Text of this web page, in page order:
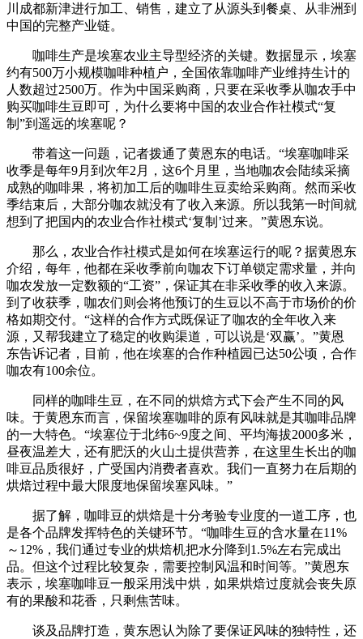
川成都新津进行加工、销售，建立了从源头到餐桌、从非洲到
中国的完整产业链。
咖啡生产是埃塞农业主导型经济的关键。数据显示，埃塞
约有500万小规模咖啡种植户，全国依靠咖啡产业维持生计的
人数超过2500万。作为中国采购商，只要在采收季从咖农手中
购买咖啡生豆即可，为什么要将中国的农业合作社模式“复
制”到遥远的埃塞呢？
带着这一问题，记者拨通了黄恩东的电话。“埃塞咖啡采
收季是每年9月到次年2月，这6个月里，当地咖农会陆续采摘
成熟的咖啡果，将初加工后的咖啡生豆卖给采购商。然而采收
季结束后，大部分咖农就没有了收入来源。所以我第一时间就
想到了把国内的农业合作社模式‘复制’过来。”黄恩东说。
那么，农业合作社模式是如何在埃塞运行的呢？据黄恩东
介绍，每年，他都在采收季前向咖农下订单锁定需求量，并向
咖农发放一定数额的“工资”，保证其在非采收季的收入来源。
到了收获季，咖农们则会将他预订的生豆以不高于市场价的价
格如期交付。“这样的合作方式既保证了咖农的全年收入来
源，又帮我建立了稳定的收购渠道，可以说是‘双赢’。”黄恩
东告诉记者，目前，他在埃塞的合作种植园已达50公顷，合作
咖农有100余位。
同样的咖啡生豆，在不同的烘焙方式下会产生不同的风
味。于黄恩东而言，保留埃塞咖啡的原有风味就是其咖啡品牌
的一大特色。“埃塞位于北纬6~9度之间、平均海拔2000多米，
昼夜温差大，还有肥沃的火山土提供营养，在这里生长出的咖
啡豆品质很好，广受国内消费者喜欢。我们一直努力在后期的
烘焙过程中最大限度地保留埃塞风味。”
据了解，咖啡豆的烘焙是十分考验专业度的一道工序，也
是各个品牌发挥特色的关键环节。“咖啡生豆的含水量在11%
～12%，我们通过专业的烘焙机把水分降到1.5%左右完成出
品。但这个过程比较复杂，需要控制风温和时间等。”黄恩东
表示，埃塞咖啡豆一般采用浅中烘，如果烘焙过度就会丧失原
有的果酸和花香，只剩焦苦味。
谈及品牌打造，黄东恩认为除了要保证风味的独特性，还